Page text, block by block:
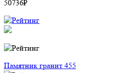
50736₽
Памятник гранит 455